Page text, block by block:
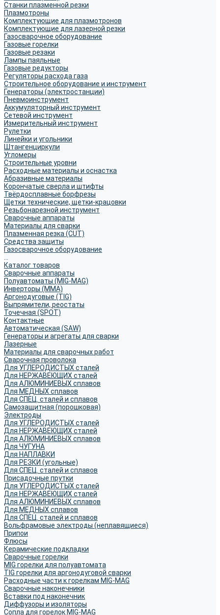
Станки плазменной резки
Плазмотроны
Комплектующие для плазмотронов
Комплектующие для лазерной резки
Газосварочное оборудование
Газовые горелки
Газовые резаки
Лампы паяльные
Газовые редукторы
Регуляторы расхода газа
Строительное оборудование и инструмент
Генераторы (электростанции)
Пневмоинструмент
Аккумуляторный инструмент
Сетевой инструмент
Измерительный инструмент
Рулетки
Линейки и угольники
Штангенциркули
Угломеры
Строительные уровни
Расходные материалы и оснастка
Абразивные материалы
Корончатые сверла и штифты
Твёрдосплавные борфрезы
Щетки технические, щетки-крацовки
Резьбонарезной инструмент
Сварочные аппараты
Материалы для сварки
Плазменная резка (CUT)
Средства защиты
Газосварочное оборудование
Каталог товаров
Сварочные аппараты
Полуавтоматы (MIG-MAG)
Инверторы (MMA)
Аргонодуговые (TIG)
Выпрямители, реостаты
Точечная (SPOT)
Контактные
Автоматическая (SAW)
Генераторы и агрегаты для сварки
Лазерные
Материалы для сварочных работ
Сварочная проволока
Для УГЛЕРОДИСТЫХ сталей
Для НЕРЖАВЕЮЩИХ сталей
Для АЛЮМИНИЕВЫХ сплавов
Для МЕДНЫХ сплавов
Для СПЕЦ. сталей и сплавов
Самозащитная (порошковая)
Электроды
Для УГЛЕРОДИСТЫХ сталей
Для НЕРЖАВЕЮЩИХ сталей
Для АЛЮМИНИЕВЫХ сплавов
Для ЧУГУНА
Для НАПЛАВКИ
Для РЕЗКИ (угольные)
Для СПЕЦ. сталей и сплавов
Присадочные прутки
Для УГЛЕРОДИСТЫХ сталей
Для НЕРЖАВЕЮЩИХ сталей
Для АЛЮМИНИЕВЫХ сплавов
Для МЕДНЫХ сплавов
Для СПЕЦ. сталей и сплавов
Вольфрамовые электроды (неплавящиеся)
Припои
Флюсы
Керамические подкладки
Сварочные горелки
MIG горелки для полуавтомата
TIG горелки для аргонодуговой сварки
Расходные части к горелкам MIG-MAG
Сварочные наконечники
Вставки под наконечник
Диффузоры и изоляторы
Сопла для горелок MIG-MAG